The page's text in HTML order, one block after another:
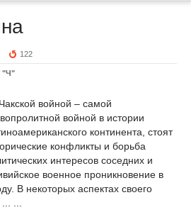
122
"Ч"
войной – самой
войной в истории
континента, стоят
конфликты и борьба
интересов соседних и
военное проникновение в
В некоторых аспектах своего
...